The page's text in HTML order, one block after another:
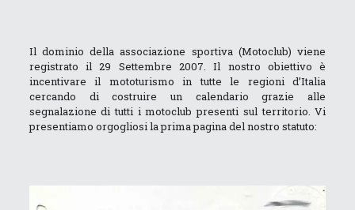
Il dominio della associazione sportiva (Motoclub) viene
registrato il 29 Settembre 2007. Il nostro obiettivo è
incentivare il mototurismo in tutte le regioni d’Italia
cercando di costruire un calendario grazie alle
segnalazione di tutti i motoclub presenti sul territorio. Vi
presentiamo orgogliosi la prima pagina del nostro statuto: